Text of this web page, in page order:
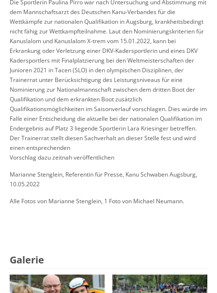
Die Sportlerin Paulina Pirro war nach Untersuchung und Abstimmung mit
dem Mannschaftsarzt des Deutschen Kanu-Verbandes für die
Wettkämpfe zur nationalen Qualifikation in Augsburg, krankheitsbedingt
nicht fähig zur Wettkampfteilnahme. Laut den Nominierungskriterien für
Kanuslalom und Kanuslalom X-trem vom 15.01.2022, kann bei
Erkrankung oder Verletzung einer DKV-Kadersportlerin und eines DKV
Kadersportlers mit Finalplatzierung bei den Weltmeisterschaften der
Junioren 2021 in Tacen (SLO) in den olympischen Disziplinen, der
Trainerrat unter Berücksichtigung des Leistungsniveaus für eine
Nominierung zur Nationalmannschaft zwischen dem dritten Boot der
Qualifikation und dem erkrankten Boot zusätzlich
Qualifikationsmöglichkeiten im Saisonverlauf vorschlagen. Dies würde im
Falle einer Entscheidung die aktuelle bei der nationalen Qualifikation im
Endergebnis auf Platz 3 liegende Sportlerin Lara Kriesinger betreffen.
Der Trainerrat stellt diesen Sachverhalt an dieser Stelle fest und wird
einen entsprechenden
Vorschlag dazu zeitnah veröffentlichen
Marianne Stenglein, Referentin für Presse, Kanu Schwaben Augsburg,
10.05.2022
Alle Fotos von Marianne Stenglein, 1 Foto von Michael Neumann.
Galerie